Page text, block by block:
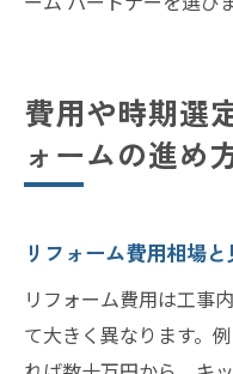
費用や時期選
ォームの進め
リフォーム費用相場
リフォーム費用は工事
て大きく異なります。